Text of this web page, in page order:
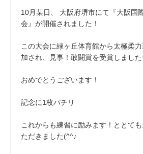
10月某日、 大阪府堺市にて『大阪国
会』が開催されました！
この大会に緑ヶ丘体育館から太極柔
加され、見事！敢闘賞を受賞しました
おめでとうございます！
記念に1枚パチリ
これからも練習に励みます！ととて
ただきました(^^♪